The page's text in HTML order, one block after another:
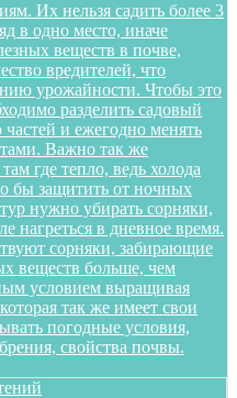
Их нельзя садить более 3
в одно место, иначе
веществ в почве,
вредителей, что
урожайности. Чтобы это
разделить садовый
частей и ежегодно менять
Важно так же
где тепло, ведь холода
бы защитить от ночных
нужно убирать сорняки,
нагреться в дневное время.
сорняки, забирающие
веществ больше, чем
условием выращивая
так же имеет свои
погодные условия,
свойства почвы.